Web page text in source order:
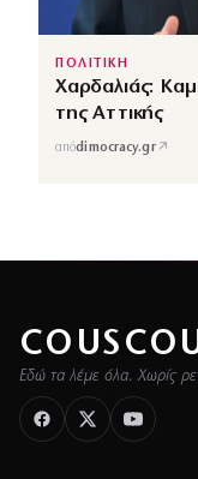
ΠΟΛΙΤΙΚΗ
Χαρδαλιάς:
της Αττικής
απόdimocracy.gr↗
Εδώ τα λέμε όλα. Χωρίς